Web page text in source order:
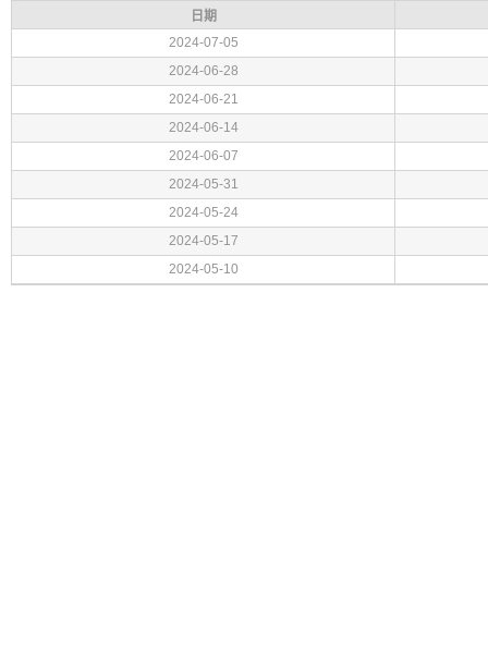
日期
2024-07-05
2024-06-28
2024-06-21
2024-06-14
2024-06-07
2024-05-31
2024-05-24
2024-05-17
2024-05-10